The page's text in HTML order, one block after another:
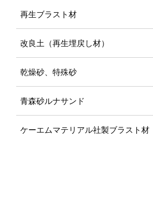
再生ブラスト材
改良土（再生埋戻し材）
乾燥砂、特殊砂
青森砂ルナサンド
ケーエムマテリアル社製ブラスト材